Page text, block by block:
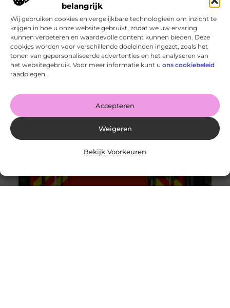
belangrijk
Wij gebruiken cookies en vergelijkbare technologieën om inzicht te
krijgen in hoe u onze website gebruikt, zodat we uw ervaring
kunnen verbeteren en waardevolle content kunnen bieden. Deze
cookies worden voor verschillende doeleinden ingezet, zoals het
tonen van gepersonaliseerde advertenties en het analyseren van
het websitegebruik. Voor meer informatie kunt u ons cookiebeleid
raadplegen.
Accepteren
Weigeren
Bekijk Voorkeuren
Smulplezier in Deventer: onbeperkt eten voor
fijnproevers
Goed artikel? Deel hem dan op: Share on X (Twitter)